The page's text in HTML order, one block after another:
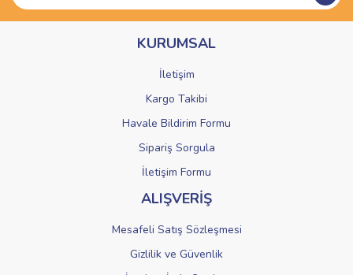
Ürün bilgilerinde hatalar bulunuyor.
Ürün fiyatı diğer sitelerden daha pahalı.
Gönder
KURUMSAL
İletişim
Kargo Takibi
Havale Bildirim Formu
Sipariş Sorgula
İletişim Formu
ALIŞVERİŞ
Mesafeli Satış Sözleşmesi
Gizlilik ve Güvenlik